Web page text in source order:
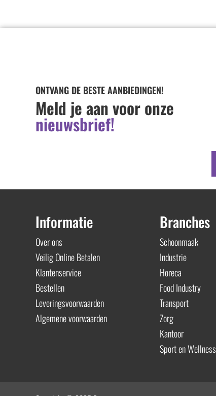
ONTVANG DE BESTE AANBIEDINGEN!
Meld je aan voor onze
nieuwsbrief!
Informatie
Over ons
Veilig Online Betalen
Klantenservice
Bestellen
Leveringsvoorwaarden
Algemene voorwaarden
Branches
Schoonmaak
Industrie
Horeca
Food Industry
Transport
Zorg
Kantoor
Sport en Wellness